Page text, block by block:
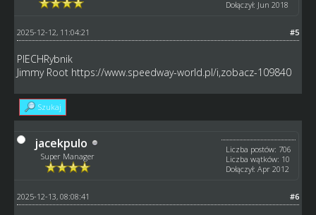
Dołączył: Jun 2018
#5
2025-12-12, 11:04:21
PIECHRybnik
Jimmy Root https://www.speedway-world.pl/i,zobacz-109840
Szukaj
jacekpulo
Super Manager
Liczba postów: 706
Liczba wątków: 10
Dołączył: Apr 2012
#6
2025-12-13, 08:08:41